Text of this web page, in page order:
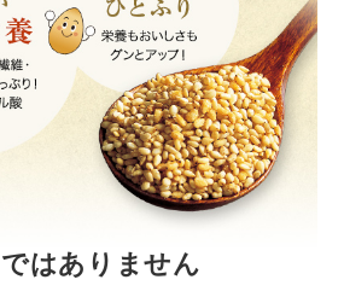
ではありません